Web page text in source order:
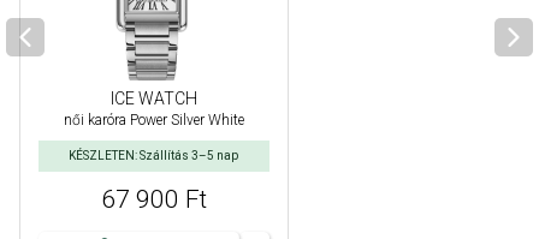
ICE WATCH
női karóra Power Silver White
KÉSZLETEN: Szállítás 3–5 nap
67 900 Ft